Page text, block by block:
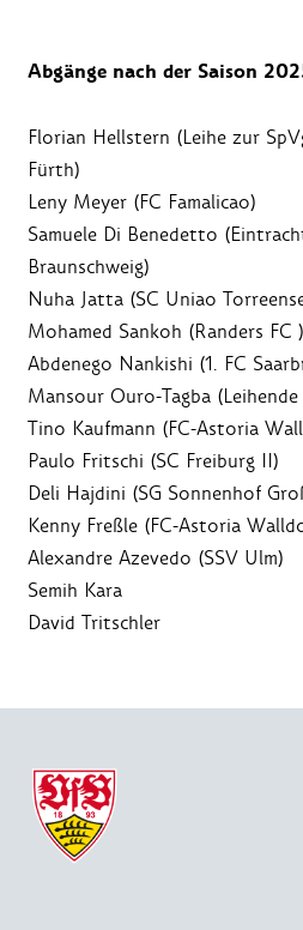
Abgänge nach der Saison
Florian Hellstern (Leihe zur
Fürth)
Leny Meyer (FC Famalicao)
Samuele Di Benedetto
Braunschweig)
Nuha Jatta (SC Uniao
Mohamed Sankoh (Randers FC )
Abdenego Nankishi (1. FC
Mansour Ouro-Tagba (Leihende
Tino Kaufmann (FC-Astoria
Paulo Fritschi (SC Freiburg II)
Deli Hajdini (SG Sonnenhof
Kenny Freßle (FC-Astoria
Alexandre Azevedo (SSV Ulm)
Semih Kara
David Tritschler